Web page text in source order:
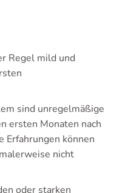
Regel mild und
sind unregelmäßige
ersten Monaten nach
Erfahrungen können
nicht
oder starken